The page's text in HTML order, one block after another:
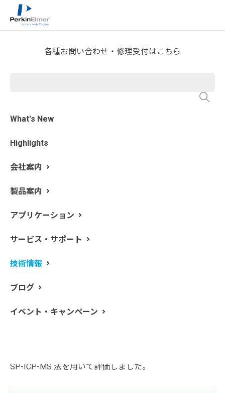
各種お問い合わせ・修理受付はこちら
What's New
Highlights
会社案内
製品案内
アプリケーション
サービス・サポート
技術情報
ブログ
イベント・キャンペーン
ホーム
シングルパーティクルICP-MS
金・二酸化チタンナノ粒子の
迅速分析
産業プロセスや一般消費財におけるナノ粒子（NPs）の
使用が増加しています。そのため、産業廃棄物や一般消
費財の廃棄により、ナノ粒子の環境への放出が懸念され
ています。迅速・高感度・元素選択性の高い分析手法で
あるシングルパーティクルICP-MS 法（SP-ICP-MS 法）
SP-ICP-MS 法を用いて評価しました。